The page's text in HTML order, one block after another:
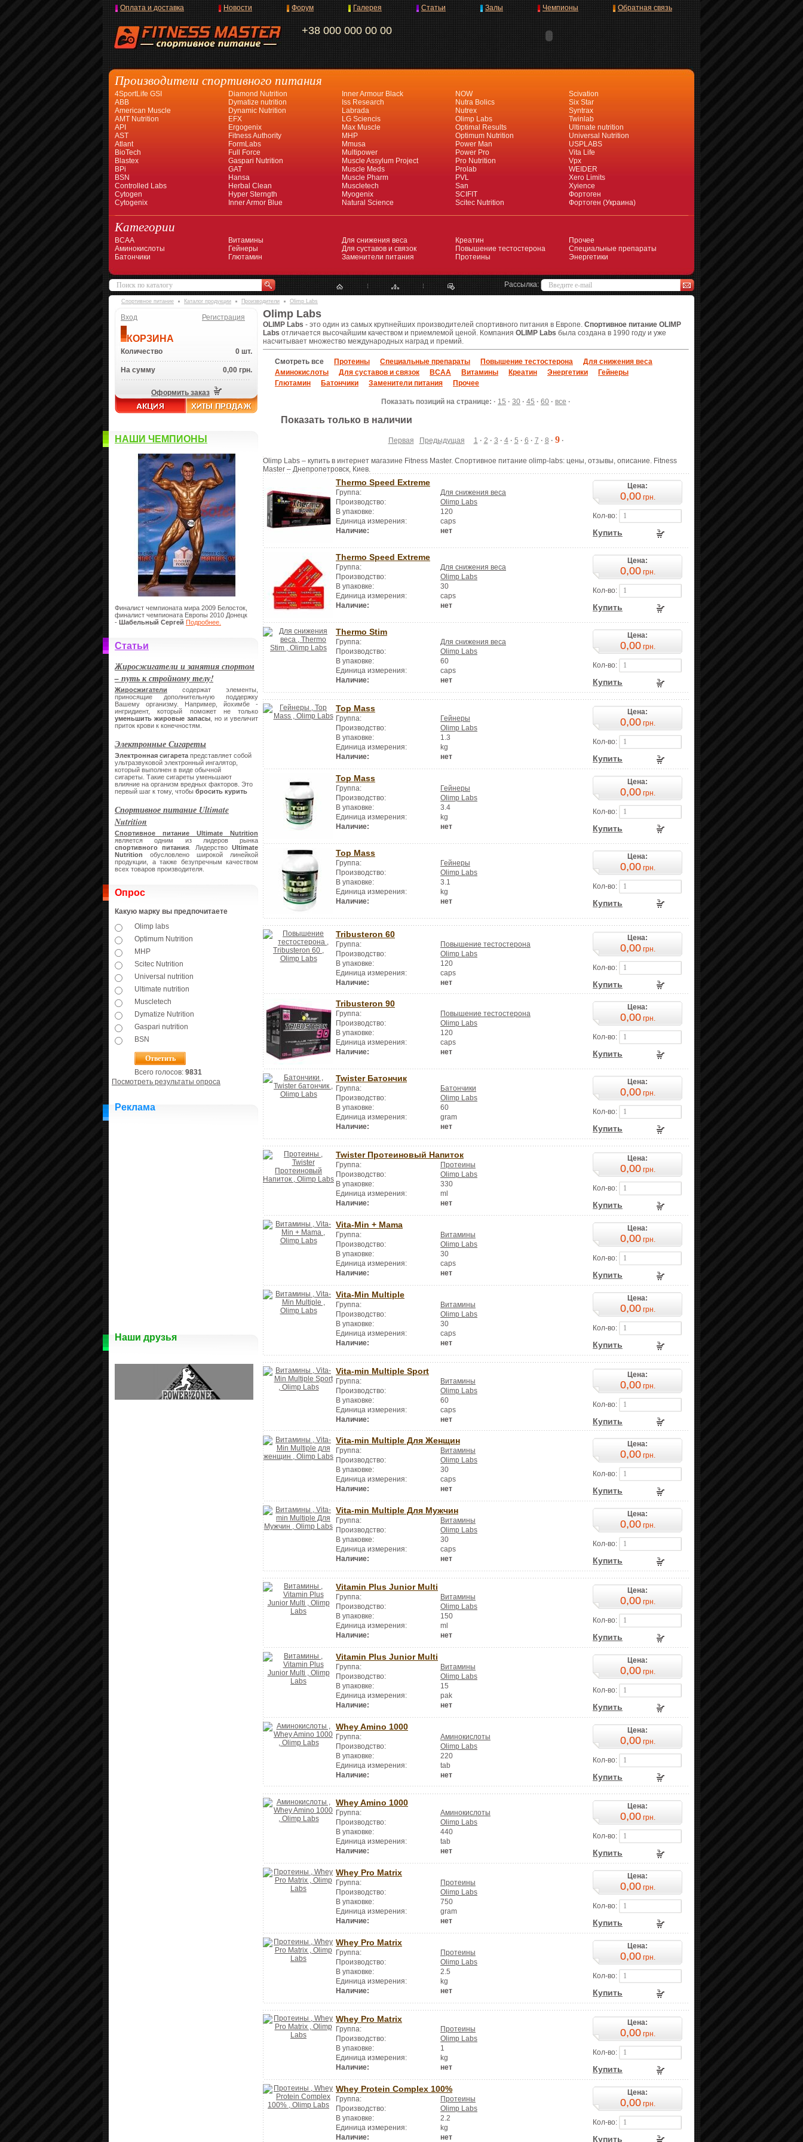
+38 000 000 00 00
Оплата и доставка Новости Форум Галерея Статьи Залы Чемпионы Обратная связь
Производители спортивного питания
4SportLife GSI
ABB
American Muscle
AMT Nutrition
API
AST
Atlant
BioTech
Blastex
BPi
BSN
Controlled Labs
Cytogen
Cytogenix
Diamond Nutrition
Dymatize nutrition
Dynamic Nutrition
EFX
Ergogenix
Fitness Authority
FormLabs
Full Force
Gaspari Nutrition
GAT
Hansa
Herbal Clean
Hyper Sterngth
Inner Armor Blue
Inner Armour Black
Iss Research
Labrada
LG Sciencis
Max Muscle
MHP
Mmusa
Multipower
Muscle Assylum Project
Muscle Meds
Muscle Pharm
Muscletech
Myogenix
Natural Science
NOW
Nutra Bolics
Nutrex
Olimp Labs
Optimal Results
Optimum Nutrition
Power Man
Power Pro
Pro Nutrition
Prolab
PVL
San
SCIFIT
Scitec Nutrition
Scivation
Six Star
Syntrax
Twinlab
Ultimate nutrition
Universal Nutrition
USPLABS
Vita Life
Vpx
WEIDER
Xero Limits
Xyience
Фортоген
Фортоген (Украина)
Категории
BCAA
Аминокислоты
Батончики
Витамины
Гейнеры
Глютамин
Для снижения веса
Для суставов и связок
Заменители питания
Креатин
Повышение тестостерона
Протеины
Прочее
Специальные препараты
Энергетики
Рассылка:
Спортивное питание Каталог продукции Производители Olimp Labs
Вход Регистрация
КОРЗИНА
Количество 0 шт.
На сумму 0,00 грн.
Оформить заказ
НАШИ ЧЕМПИОНЫ
Финалист чемпионата мира 2009 Белосток,
финалист чемпионата Европы 2010 Донецк
- Шабельный Сергей Подробнее.
Статьи
Жиросжигатели и занятия спортом
– путь к стройному телу!
Жиросжигатели содержат элементы,
приносящие дополнительную поддержку
Вашему организму. Например, йохимбе -
ингридиент, который поможет не только
уменьшить жировые запасы , но и увеличит
приток крови к конечностям.
Электронные Сигареты
Электронная сигарета представляет собой
ультразвуковой электронный ингалятор,
который выполнен в виде обычной
сигареты. Такие сигареты уменьшают
влияние на организм вредных факторов. Это
первый шаг к тому, чтобы бросить курить
Спортивное питание Ultimate
Nutrition
Спортивное питание Ultimate Nutrition
является одним из лидеров рынка
спортивного питания . ЛидерствоUltimate
Nutrition обусловлено широкой линейкой
продукции, а также безупречным качеством
всех товаров производителя.
Опрос
Какую марку вы предпочитаете
Olimp labs
Optimum Nutrition
MHP
Scitec Nutrition
Universal nutrition
Ultimate nutrition
Muscletech
Dymatize Nutrition
Gaspari nutrition
BSN
Всего голосов: 9831
Посмотреть результаты опроса
Реклама
Наши друзья
Olimp Labs
OLIMP Labs - это один из самых крупнейших производителей спортивного питания в Европе. Спортивное питание OLIMP
Labs отличается высочайшим качеством и приемлемой ценой. Компания OLIMP Labs была создана в 1990 году и уже
насчитывает множество международных наград и премий.
Смотреть все Протеины Специальные препараты Повышение тестостерона
Для снижения веса
Аминокислоты
Для суставов и связок BCAA Витамины Креатин Энергетики
Гейнеры
Глютамин
Батончики Заменители питания Прочее
Показать позиций на странице: · 15 · 30 · 45 · 60 · все ·
Показать только в наличии
Первая Предыдущая 1 · 2 · 3 · 4· 5 · 6 · 7 · 8 · 9·
Olimp Labs – купить в интернет магазине Fitness Master. Спортивное питание olimp-labs: цены, отзывы, описание. Fitness
Master – Днепропетровск, Киев.
Thermo Speed Extreme
Группа:
Для снижения веса
Производство:
Olimp Labs
В упаковке:
120
Единица измерения:
caps
Наличие:
нет
Цена:
0,00грн.
Кол-во:
Купить
Thermo Speed Extreme
Группа:
Для снижения веса
Производство:
Olimp Labs
В упаковке:
30
Единица измерения:
caps
Наличие:
нет
Цена:
0,00грн.
Кол-во:
Купить
Thermo Stim
Группа:
Для снижения веса
Производство:
Olimp Labs
В упаковке:
60
Единица измерения:
caps
Наличие:
нет
Цена:
0,00грн.
Кол-во:
Купить
Top Mass
Группа:
Гейнеры
Производство:
Olimp Labs
В упаковке:
1.3
Единица измерения:
kg
Наличие:
нет
Цена:
0,00грн.
Кол-во:
Купить
Top Mass
Группа:
Гейнеры
Производство:
Olimp Labs
В упаковке:
3.4
Единица измерения:
kg
Наличие:
нет
Цена:
0,00грн.
Кол-во:
Купить
Top Mass
Группа:
Гейнеры
Производство:
Olimp Labs
В упаковке:
3.1
Единица измерения:
kg
Наличие:
нет
Цена:
0,00грн.
Кол-во:
Купить
Tribusteron 60
Группа:
Повышение тестостерона
Производство:
Olimp Labs
В упаковке:
120
Единица измерения:
caps
Наличие:
нет
Цена:
0,00грн.
Кол-во:
Купить
Tribusteron 90
Группа:
Повышение тестостерона
Производство:
Olimp Labs
В упаковке:
120
Единица измерения:
caps
Наличие:
нет
Цена:
0,00грн.
Кол-во:
Купить
Twister Батончик
Группа:
Батончики
Производство:
Olimp Labs
В упаковке:
60
Единица измерения:
gram
Наличие:
нет
Цена:
0,00грн.
Кол-во:
Купить
Twister Протеиновый Напиток
Группа:
Протеины
Производство:
Olimp Labs
В упаковке:
330
Единица измерения:
ml
Наличие:
нет
Цена:
0,00грн.
Кол-во:
Купить
Vita-Min + Mama
Группа:
Витамины
Производство:
Olimp Labs
В упаковке:
30
Единица измерения:
caps
Наличие:
нет
Цена:
0,00грн.
Кол-во:
Купить
Vita-Min Multiple
Группа:
Витамины
Производство:
Olimp Labs
В упаковке:
30
Единица измерения:
caps
Наличие:
нет
Цена:
0,00грн.
Кол-во:
Купить
Vita-min Multiple Sport
Группа:
Витамины
Производство:
Olimp Labs
В упаковке:
60
Единица измерения:
caps
Наличие:
нет
Цена:
0,00грн.
Кол-во:
Купить
Vita-min Multiple Для Женщин
Группа:
Витамины
Производство:
Olimp Labs
В упаковке:
30
Единица измерения:
caps
Наличие:
нет
Цена:
0,00грн.
Кол-во:
Купить
Vita-min Multiple Для Мужчин
Группа:
Витамины
Производство:
Olimp Labs
В упаковке:
30
Единица измерения:
caps
Наличие:
нет
Цена:
0,00грн.
Кол-во:
Купить
Vitamin Plus Junior Multi
Группа:
Витамины
Производство:
Olimp Labs
В упаковке:
150
Единица измерения:
ml
Наличие:
нет
Цена:
0,00грн.
Кол-во:
Купить
Vitamin Plus Junior Multi
Группа:
Витамины
Производство:
Olimp Labs
В упаковке:
15
Единица измерения:
pak
Наличие:
нет
Цена:
0,00грн.
Кол-во:
Купить
Whey Amino 1000
Группа:
Аминокислоты
Производство:
Olimp Labs
В упаковке:
220
Единица измерения:
tab
Наличие:
нет
Цена:
0,00грн.
Кол-во:
Купить
Whey Amino 1000
Группа:
Аминокислоты
Производство:
Olimp Labs
В упаковке:
440
Единица измерения:
tab
Наличие:
нет
Цена:
0,00грн.
Кол-во:
Купить
Whey Pro Matrix
Группа:
Протеины
Производство:
Olimp Labs
В упаковке:
750
Единица измерения:
gram
Наличие:
нет
Цена:
0,00грн.
Кол-во:
Купить
Whey Pro Matrix
Группа:
Протеины
Производство:
Olimp Labs
В упаковке:
2.5
Единица измерения:
kg
Наличие:
нет
Цена:
0,00грн.
Кол-во:
Купить
Whey Pro Matrix
Группа:
Протеины
Производство:
Olimp Labs
В упаковке:
1
Единица измерения:
kg
Наличие:
нет
Цена:
0,00грн.
Кол-во:
Купить
Whey Protein Complex 100%
Группа:
Протеины
Производство:
Olimp Labs
В упаковке:
2.2
Единица измерения:
kg
Наличие:
нет
Цена:
0,00грн.
Кол-во:
Купить